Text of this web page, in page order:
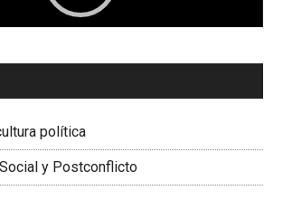
01:04
Mejía,Presidenta Corporación
política
y Postconflicto